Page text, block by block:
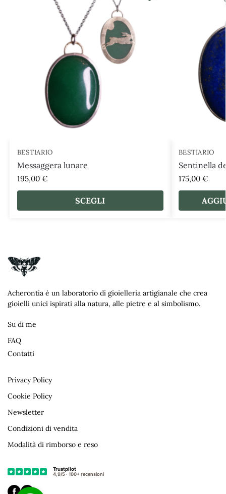
BESTIARIO
Messaggera lunare
195,00 €
SCEGLI
BESTIARIO
Sentinella
175,00 €
Acherontia è un laboratorio di gioielleria artigianale che crea
gioielli unici ispirati alla natura, alle pietre e al simbolismo.
Su di me
FAQ
Contatti
Privacy Policy
Cookie Policy
Newsletter
Condizioni di vendita
Modalità di rimborso e reso